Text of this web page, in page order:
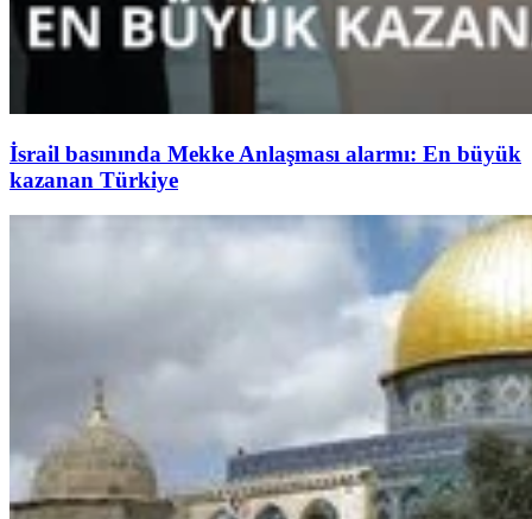
İsrail basınında Mekke Anlaşması alarmı: En büyük
kazanan Türkiye